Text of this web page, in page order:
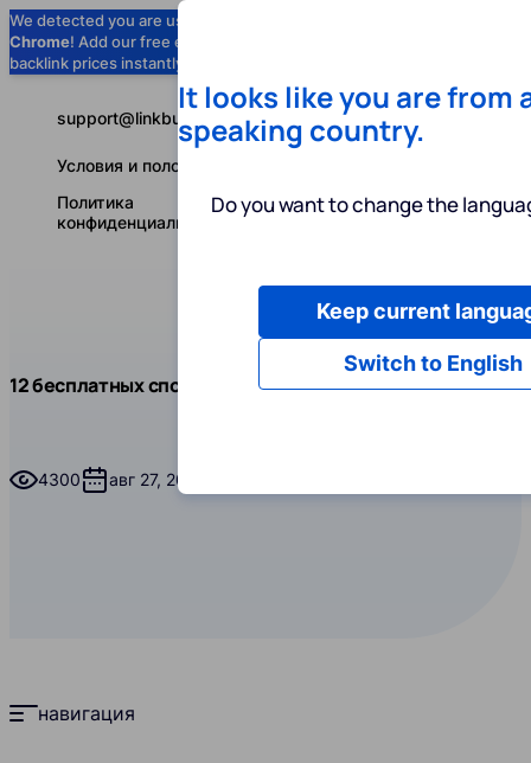
We detected you are using
Chrome! Add our free extension to check
backlink prices instantly as you browse.
Услуги
Русский
support@linkbuilder.com
Условия и положения
Политика
конфиденциальности
Блог
SEO
12 бесплатных способов продвинуть сайт
4300 авг 27, 2025
навигация
It looks like you are from
speaking country.
Do you want to change the
Switch to English
Keep current